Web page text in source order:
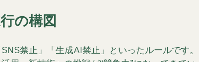
の構図
禁止」「生成AI禁止」といったルールです。